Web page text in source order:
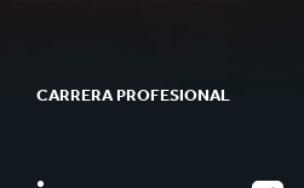
CARRERA PROFESIONAL